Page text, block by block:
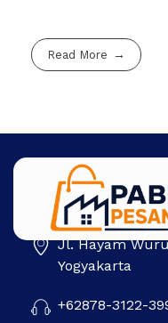
Read More
Pabrik Pesanan Tas Jl. Hayam
Yogyakarta
+62878-3122-